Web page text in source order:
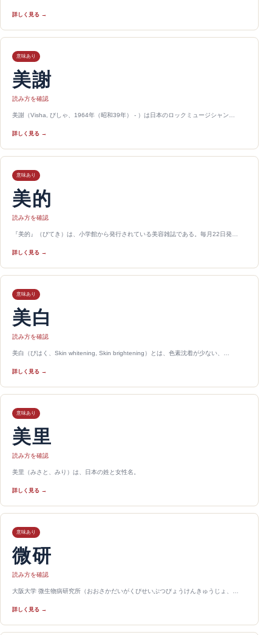
詳しく見る →
意味あり
美謝
読み方を確認
美謝（Visha, びしゃ、1964年（昭和39年） - ）は日本のロックミュージシャン…
詳しく見る →
意味あり
美的
読み方を確認
『美的』（びてき）は、小学館から発行されている美容雑誌である。毎月22日発…
詳しく見る →
意味あり
美白
読み方を確認
美白（びはく、Skin whitening, Skin brightening）とは、色素沈着が少ない、…
詳しく見る →
意味あり
美里
読み方を確認
美里（みさと、みり）は、日本の姓と女性名。
詳しく見る →
意味あり
微研
読み方を確認
大阪大学 微生物病研究所（おおさかだいがくびせいぶつびょうけんきゅうじょ、…
詳しく見る →